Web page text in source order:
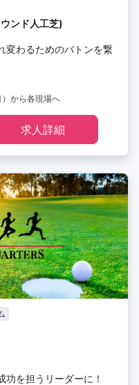
ンド人工芝)
変わるためのバトンを繋
から各現場へ
求人詳細
功を担うリーダーに！